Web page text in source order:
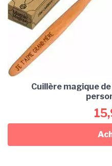
Cuillère magique